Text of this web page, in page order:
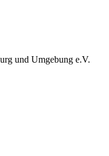
und Umgebung e.V.